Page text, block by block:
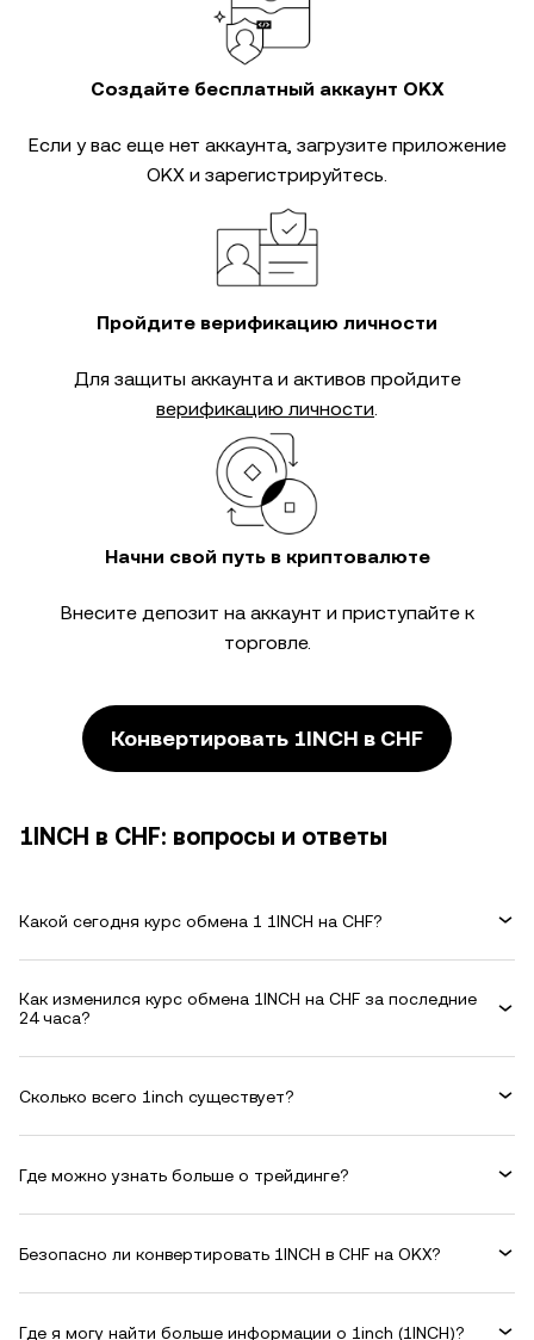
Создайте бесплатный аккаунт OKX
Если у вас еще нет аккаунта, загрузите приложение
OKX и зарегистрируйтесь.
Пройдите верификацию личности
Для защиты аккаунта и активов пройдите
верификацию личности.
Начни свой путь в криптовалюте
Внесите депозит на аккаунт и приступайте к
торговле.
Конвертировать 1INCH в CHF
1INCH в CHF: вопросы и ответы
Какой сегодня курс обмена 1 1INCH на CHF?
Как изменился курс обмена 1INCH на CHF за последние
24 часа?
Сколько всего 1inch существует?
Где можно узнать больше о трейдинге?
Безопасно ли конвертировать 1INCH в CHF на OKX?
Где я могу найти больше информации о 1inch (1INCH)?